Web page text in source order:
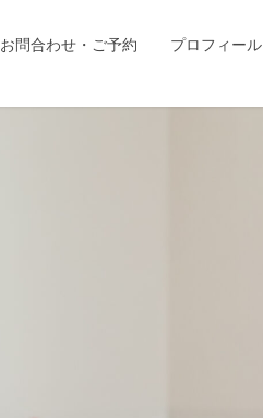
お問合わせ・ご予約 プロフィール